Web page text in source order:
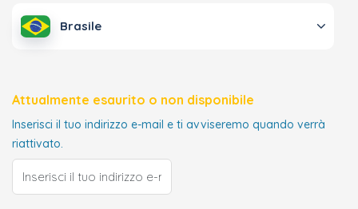
Brasile
Attualmente esaurito o non disponibile
Inserisci il tuo indirizzo e-mail e ti avviseremo quando verrà
riattivato.